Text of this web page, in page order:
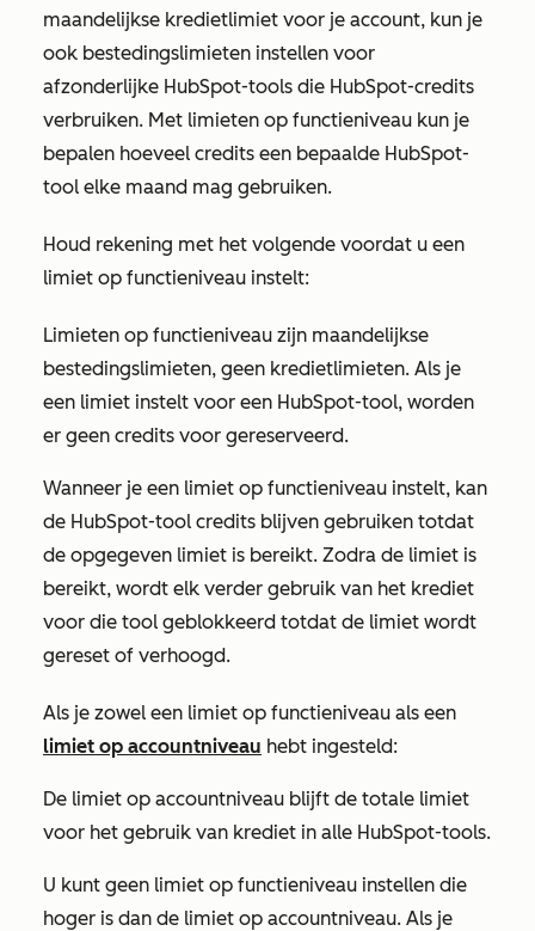
maandelijkse kredietlimiet voor je account, kun je
ook bestedingslimieten instellen voor
afzonderlijke HubSpot-tools die HubSpot-credits
verbruiken. Met limieten op functieniveau kun je
bepalen hoeveel credits een bepaalde HubSpot-
tool elke maand mag gebruiken.
Houd rekening met het volgende voordat u een
limiet op functieniveau instelt:
Limieten op functieniveau zijn maandelijkse
bestedingslimieten, geen kredietlimieten. Als je
een limiet instelt voor een HubSpot-tool, worden
er geen credits voor gereserveerd.
Wanneer je een limiet op functieniveau instelt, kan
de HubSpot-tool credits blijven gebruiken totdat
de opgegeven limiet is bereikt. Zodra de limiet is
bereikt, wordt elk verder gebruik van het krediet
voor die tool geblokkeerd totdat de limiet wordt
gereset of verhoogd.
Als je zowel een limiet op functieniveau als een
limiet op accountniveau hebt ingesteld:
De limiet op accountniveau blijft de totale limiet
voor het gebruik van krediet in alle HubSpot-tools.
U kunt geen limiet op functieniveau instellen die
hoger is dan de limiet op accountniveau. Als je